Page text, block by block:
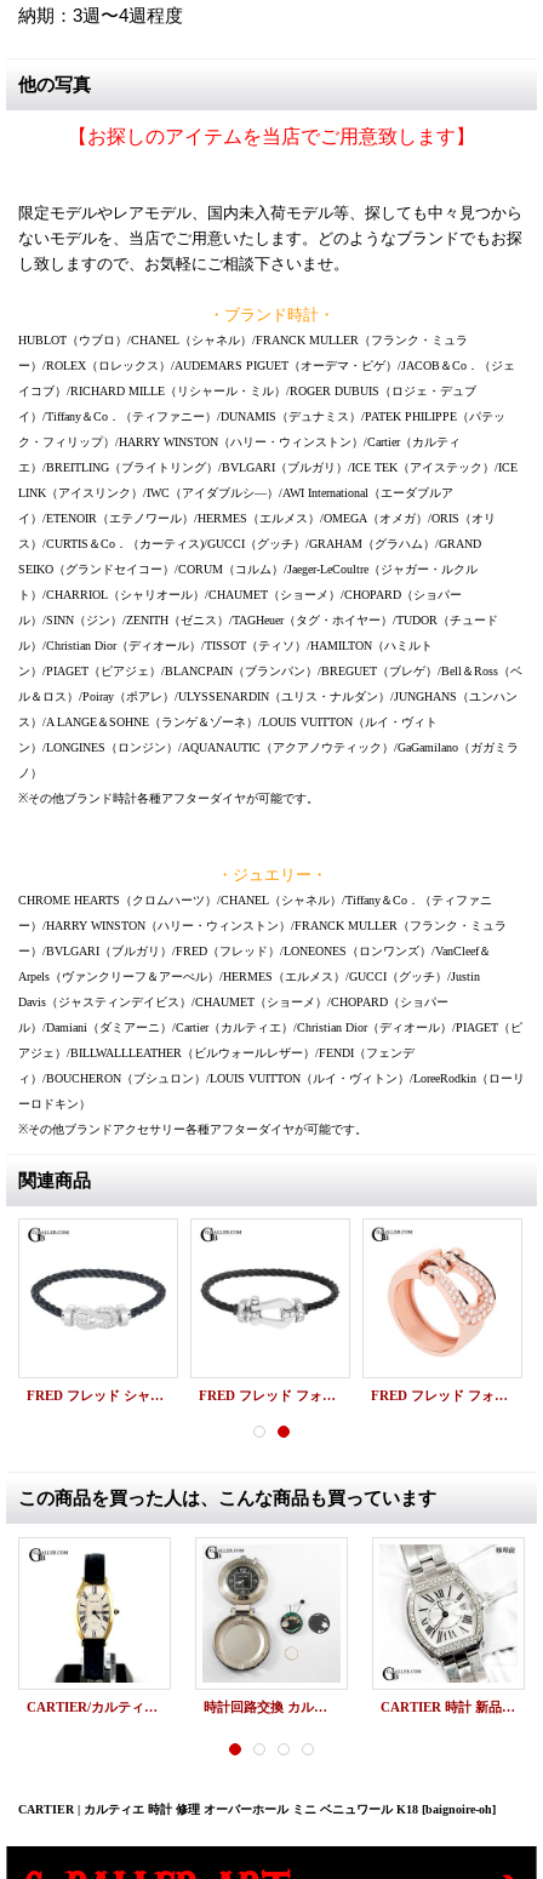
納期：3週〜4週程度
他の写真
【お探しのアイテムを当店でご用意致します】
限定モデルやレアモデル、国内未入荷モデル等、探しても中々見つから
ないモデルを、当店でご用意いたします。どのようなブランドでもお探
し致しますので、お気軽にご相談下さいませ。
・ブランド時計・
HUBLOT（ウブロ）/CHANEL（シャネル）/FRANCK MULLER（フランク・ミュラ
ー）/ROLEX（ロレックス）/AUDEMARS PIGUET（オーデマ・ピゲ）/JACOB＆Co．（ジェ
イコブ）/RICHARD MILLE（リシャール・ミル）/ROGER DUBUIS（ロジェ・デュブ
イ）/Tiffany＆Co．（ティファニー）/DUNAMIS（デュナミス）/PATEK PHILIPPE（パテッ
ク・フィリップ）/HARRY WINSTON（ハリー・ウィンストン）/Cartier（カルティ
エ）/BREITLING（ブライトリング）/BVLGARI（ブルガリ）/ICE TEK（アイステック）/ICE
LINK（アイスリンク）/IWC（アイダブルシ―）/AWI International（エーダブルア
イ）/ETENOIR（エテノワール）/HERMES（エルメス）/OMEGA（オメガ）/ORIS（オリ
ス）/CURTIS＆Co．（カーティス)/GUCCI（グッチ）/GRAHAM（グラハム）/GRAND
SEIKO（グランドセイコー）/CORUM（コルム）/Jaeger-LeCoultre（ジャガー・ルクル
ト）/CHARRIOL（シャリオール）/CHAUMET（ショーメ）/CHOPARD（ショパー
ル）/SINN（ジン）/ZENITH（ゼニス）/TAGHeuer（タグ・ホイヤー）/TUDOR（チュード
ル）/Christian Dior（ディオール）/TISSOT（ティソ）/HAMILTON（ハミルト
ン）/PIAGET（ピアジェ）/BLANCPAIN（ブランパン）/BREGUET（ブレゲ）/Bell＆Ross（ベ
ル＆ロス）/Poiray（ポアレ）/ULYSSENARDIN（ユリス・ナルダン）/JUNGHANS（ユンハン
ス）/A LANGE＆SOHNE（ランゲ＆ゾーネ）/LOUIS VUITTON（ルイ・ヴィト
ン）/LONGINES（ロンジン）/AQUANAUTIC（アクアノウティック）/GaGamilano（ガガミラ
ノ）
※その他ブランド時計各種アフターダイヤが可能です。
・ジュエリー・
CHROME HEARTS（クロムハーツ）/CHANEL（シャネル）/Tiffany＆Co．（ティファニ
ー）/HARRY WINSTON（ハリー・ウィンストン）/FRANCK MULLER（フランク・ミュラ
ー）/BVLGARI（ブルガリ）/FRED（フレッド）/LONEONES（ロンワンズ）/VanCleef＆
Arpels（ヴァンクリーフ＆アーぺル）/HERMES（エルメス）/GUCCI（グッチ）/Justin
Davis（ジャスティンデイビス）/CHAUMET（ショーメ）/CHOPARD（ショパー
ル）/Damiani（ダミアーニ）/Cartier（カルティエ）/Christian Dior（ディオール）/PIAGET（ピ
アジェ）/BILLWALLLEATHER（ビルウォールレザー）/FENDI（フェンデ
ィ）/BOUCHERON（ブシュロン）/LOUIS VUITTON（ルイ・ヴィトン）/LoreeRodkin（ローリ
ーロドキン）
※その他ブランドアクセサリー各種アフターダイヤが可能です。
関連商品
FRED フレッド シャンス アンフィニ （エイトデグリーゼロ）ブレスレット 18K ホワイトゴールド ハーフダイヤモンド ラージモデル 新品 FRED フレッド フォース10 ブレスレット 18K ホワイトゴールド ハーフダイヤ ラージモデル 新品 FRED フレッド フォース10 リング 18Kピンクゴールド ダイヤモンド ラージモデル 新品
この商品を買った人は、こんな商品も買っています
CARTIER/カルティエ トノー K18YG 時計回路交換 カルティエ 置時計 時計修理 CARTIER 時計 新品仕上げ カルティエ ロードスターレディース
CARTIER | カルティエ 時計 修理 オーバーホール ミニ ベニュワール K18 [baignoire-oh]